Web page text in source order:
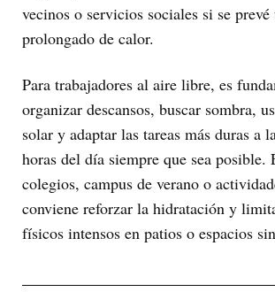
vecinos o servicios sociales si se
prolongado de calor.
Para trabajadores al aire libre, es
organizar descansos, buscar sombra,
solar y adaptar las tareas más duras a
horas del día siempre que sea posible.
colegios, campus de verano o
conviene reforzar la hidratación y
físicos intensos en patios o espacios